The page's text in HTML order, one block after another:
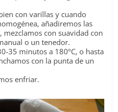
con varillas y cuando
añadiremos las
, mezclamos con suavidad con
o un tenedor.
35 minutos a 180ºC, o hasta
con la punta de un
enfriar.